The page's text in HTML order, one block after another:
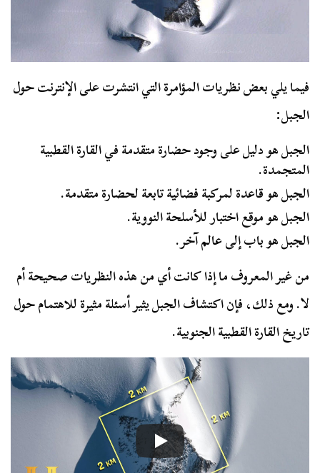
فيما يلي بعض نظريات المؤامرة التي انتشرت على الإنترنت حول
الجبل:
الجبل هو دليل على وجود حضارة متقدمة في القارة القطبية
المتجمدة.
الجبل هو قاعدة لمركبة فضائية تابعة لحضارة متقدمة.
الجبل هو موقع اختبار للأسلحة النووية.
الجبل هو باب إلى عالم آخر.
من غير المعروف ما إذا كانت أي من هذه النظريات صحيحة أم
لا. ومع ذلك، فإن اكتشاف الجبل يثير أسئلة مثيرة للاهتمام حول
تاريخ القارة القطبية الجنوبية.